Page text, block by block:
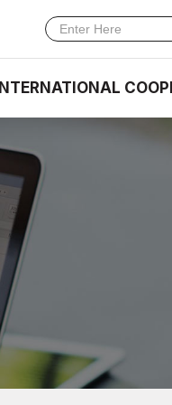
INTERNATIONAL